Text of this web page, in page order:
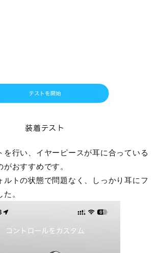
装着テスト
を行い、イヤーピースが耳に合っている
おすすめです。
ルトの状態で問題なく、しっかり耳にフ
。